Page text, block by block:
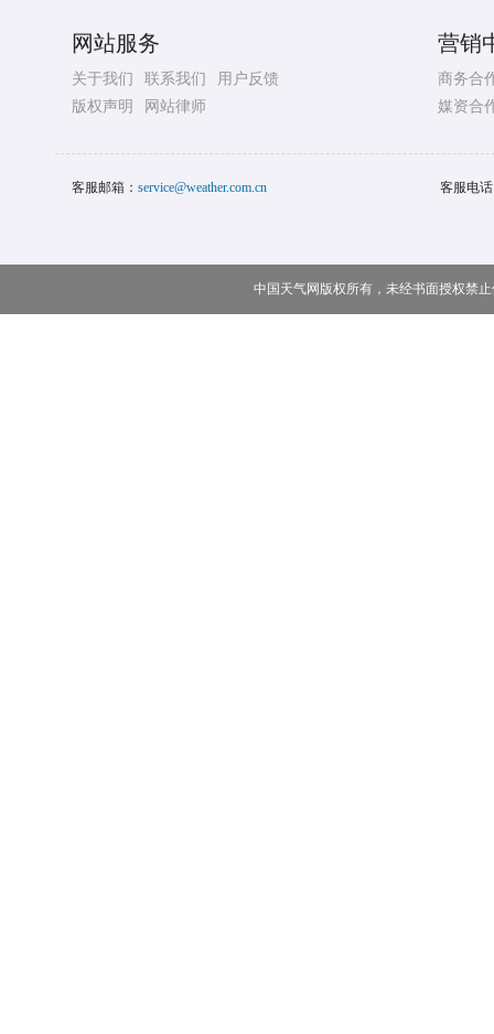
网站服务
关于我们 联系我们
用户反馈
版权声明
网站律师
营销
商务合
媒资合
客服邮箱： service@weather.com.cn 客服电
中国天气网版权所有，未经书面授权